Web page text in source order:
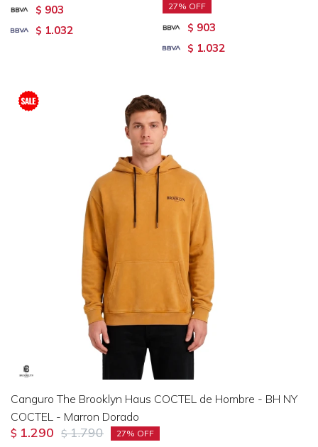
$ 903
$ 1.032
27
$ 903
$ 1.032
Canguro The Brooklyn Haus COCTEL de Hombre - BH NY
COCTEL - Marron Dorado
$ 1.290 $ 1.790 27